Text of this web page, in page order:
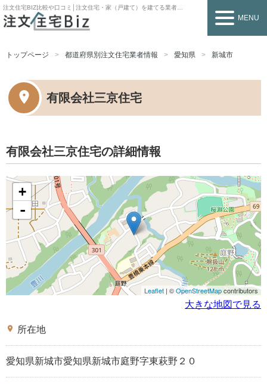
注文住宅BIZ比較や口コミ│注文住宅・家（戸建て）を建てる業者を探すなら
MENU
トップページ 都道府県別注文住宅業者情報 愛知県 新城市
有限会社三京住宅
有限会社三京住宅の詳細情報
+
-
Leaflet | ©OpenStreetMapcontributors
大きな地図で見る
place 所在地
愛知県新城市愛知県新城市庭野字東萩野２０